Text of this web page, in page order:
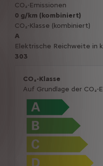
CO₂-Emissionen
0 g/km (kombiniert)
CO₂-Klasse (kombiniert)
A
Elektrische Reichweite in
303
CO₂-Klasse
Auf Grundlage der CO₂-